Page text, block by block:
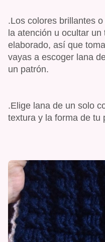
.Los colores brillantes
la atención u ocultar
elaborado, así que
vayas a escoger lana
un patrón.
.Elige lana de un solo
textura y la forma de tu